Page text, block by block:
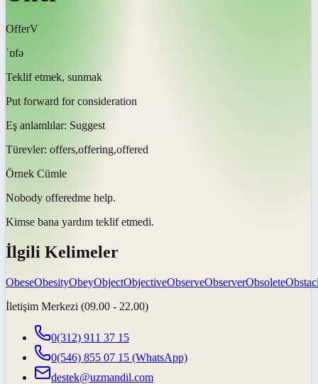
OfferV
ˈɒfə
Teklif etmek, sunmak
Put forward for consideration
Eş anlamlılar: Suggest
Türevler: offers,offering,offered
Örnek Cümle
Nobody offeredme help.
Kimse bana yardım teklif etmedi.
İlgili Kelimeler
ObeseObesityObeyObjectObjectiveObserveObserverObsolete
İletişim Merkezi (09.00 - 22.00)
0(312) 911 37 15
0(546) 855 07 15 (WhatsApp)
destek@uzmandil.com